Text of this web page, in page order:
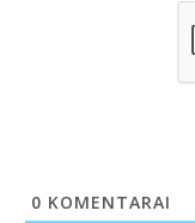
0 KOMENTARAI